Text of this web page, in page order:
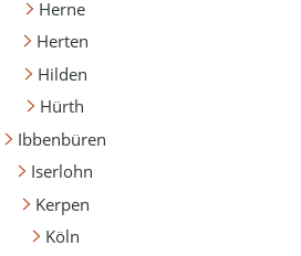
Herne
Herten
Hilden
Hürth
Ibbenbüren
Iserlohn
Kerpen
Köln